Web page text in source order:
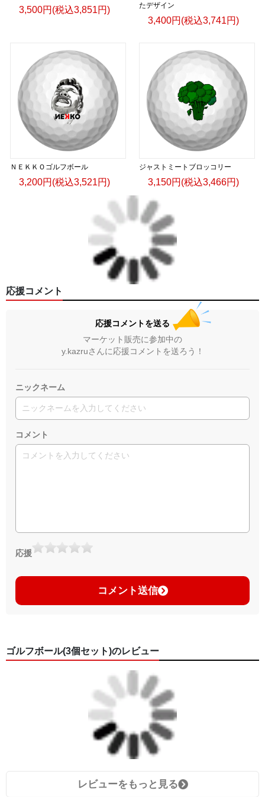
3,500円(税込3,851円)
たデザイン
3,400円(税込3,741円)
ＮＥＫＫＯゴルフボール
3,200円(税込3,521円)
ジャストミートブロッコリー
3,150円(税込3,466円)
応援コメント
応援コメントを送る
マーケット販売に参加中の
y.kazruさんに応援コメントを送ろう！
ニックネーム
コメント
応援
コメント送信
ゴルフボール(3個セット)のレビュー
レビューをもっと見る